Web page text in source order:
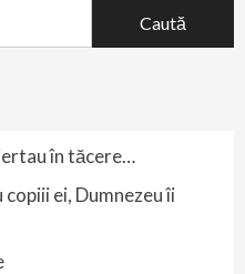
în tăcere…
ei, Dumnezeu îi